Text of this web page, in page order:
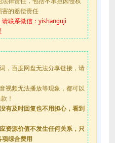
害的赔偿责任
联系微信：yishanguji
，百度网盘无法分享链接，请
视频无法播放等现象，都可以
！
有及时回复也不用担心，看到
资源价值不发生任何关系，只
项综合费用